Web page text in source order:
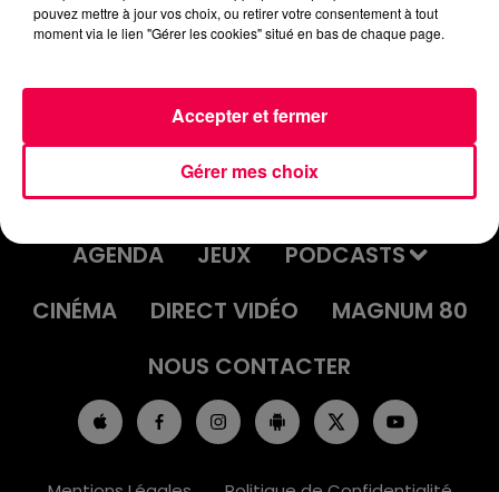
UN JOUR UNE CHANSON #586 -
"PARTY TIME" DE GLORIA ESTEFAN
ACCUEIL INFOS
EMISSIONS
AGENDA
JEUX
PODCASTS
CINÉMA
DIRECT VIDÉO
MAGNUM 80
NOUS CONTACTER
pouvez mettre à jour vos choix, ou retirer votre consentement à tout
moment via le lien "Gérer les cookies" situé en bas de chaque page.
Gérer mes choix
Accepter et fermer